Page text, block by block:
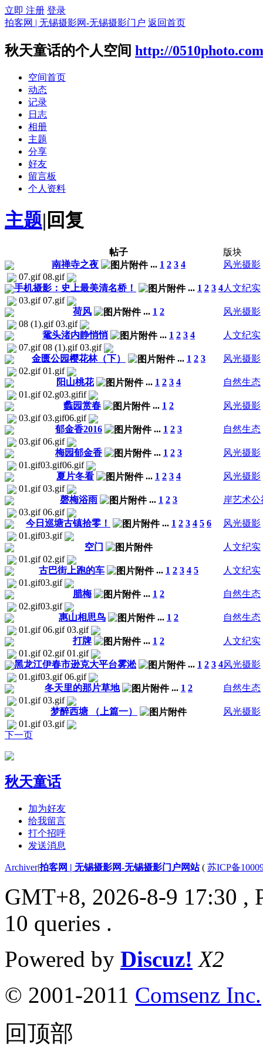
立即 注册 登录
拍客网 | 无锡摄影网-无锡摄影门户 返回首页
秋天童话的个人空间 http://
空间首页
动态
记录
日志
相册
主题
分享
好友
留言板
个人资料
主题| 回复
帖子
版块
南禅寺之夜
... 1 2 3 4
风光摄影
07.gif 08.gif
手机摄影：史上最美清名桥！
... 1 2 3 4人文纪实
03.gif 07.gif
荷风
... 1 2
风光摄影
08 (1).gif 03.gif
鼋头渚内静悄悄
... 1 2 3 4
人文纪实
07.gif 08 (1).gif 03.gif
金匮公园樱花林（下）
... 1 2 3
风光摄影
02.gif 01.gif
阳山桃花
... 1 2 3 4
自然生态
01.gif 02.g03.gifif
蠡园赏春
... 1 2
风光摄影
03.gif 03.gif06.gif
郁金香2016
... 1 2 3
自然生态
03.gif 06.gif
梅园郁金香
... 1 2 3
风光摄影
01.gif03.gif06.gif
夏片冬看
... 1 2 3 4
风光摄影
01.gif 03.gif
磬梅浴雨
... 1 2 3
岸艺术公
03.gif 06.gif
今日巡塘古镇拾零！
... 1 2 3 4 5 6
风光摄影
01.gif03.gif
空门
人文纪实
01.gif 02.gif
古巴街上跑的车
... 1 2 3 4 5
人文纪实
01.gif03.gif
腊梅
... 1 2
自然生态
02.gif03.gif
惠山相思鸟
... 1 2
自然生态
01.gif 06.gif 03.gif
打牌
... 1 2
人文纪实
01.gif 02.gif 01.gif
黑龙江伊春市逊克大平台雾淞
... 1 2 3 4风光摄影
01.gif03.gif 06.gif
冬天里的那片草地
... 1 2
自然生态
01.gif 03.gif
梦醉西塘 （上篇一）
风光摄影
01.gif 03.gif
下一页
秋天童话
加为好友
给我留言
打个招呼
发送消息
Archiver|拍客网 | 无锡摄影网-无锡摄影门户网站( 苏ICP备
GMT+8, 2026-8-9 17:30 ,
10 queries .
Powered by Discuz! X2
© 2001-2011 Comsenz Inc.
回顶部